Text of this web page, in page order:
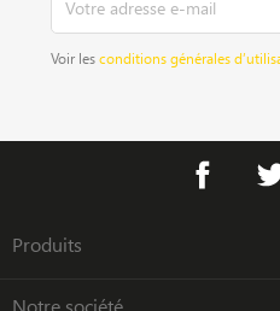
Voir lesconditions générales
Produits
Notre société